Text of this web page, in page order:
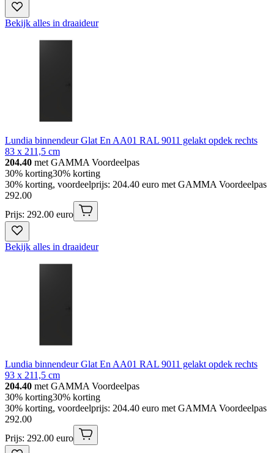
Bekijk alles in draaideur
Lundia binnendeur Glat En AA01 RAL 9011 gelakt opdek rechts
83 x 211,5 cm
204.40 met GAMMA Voordeelpas
30% korting30% korting
30% korting, voordeelprijs: 204.40 euro met GAMMA Voordeelpas
292.00
Prijs: 292.00 euro
Bekijk alles in draaideur
Lundia binnendeur Glat En AA01 RAL 9011 gelakt opdek rechts
93 x 211,5 cm
204.40 met GAMMA Voordeelpas
30% korting30% korting
30% korting, voordeelprijs: 204.40 euro met GAMMA Voordeelpas
292.00
Prijs: 292.00 euro